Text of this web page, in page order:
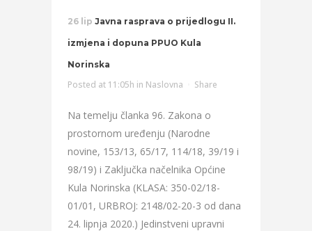
26 lip Javna rasprava o prijedlogu II.
izmjena i dopuna PPUO Kula
Norinska
Posted at 11:05h in Naslovna Share
Na temelju članka 96. Zakona o
prostornom uređenju (Narodne
novine, 153/13, 65/17, 114/18, 39/19 i
98/19) i Zaključka načelnika Općine
Kula Norinska (KLASA: 350-02/18-
01/01, URBROJ: 2148/02-20-3 od dana
24. lipnja 2020.) Jedinstveni upravni